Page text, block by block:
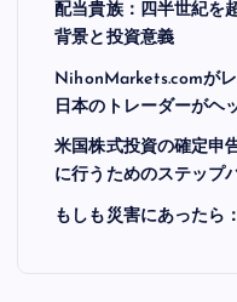
配当貴族：四半世紀を
背景と投資意義
NihonMarkets.comが
日本のトレーダーがヘ
米国株式投資の確定申
に行うためのステップ
もしも災害にあったら